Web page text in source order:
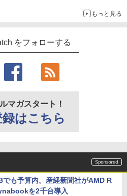
もっと見る
をフォローする
マガスタート！
録はこちら
でも予算内。産経新聞社がAMD R
を2千台導入